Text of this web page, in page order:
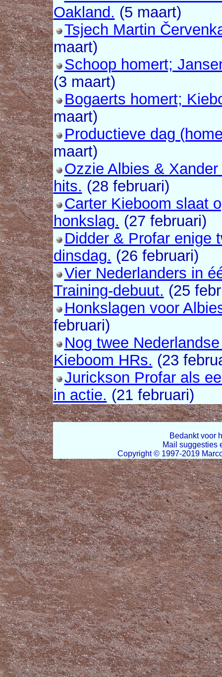
Oakland. (5 maart)
Tsjech Martin
maart)
Schoop homert;
(3 maart)
Bogaerts homert;
maart)
Productieve dag
maart)
Ozzie Albies &
hits. (28 februari)
Carter Kieboom slaat
honkslag. (27 februari)
Didder & Profar enige
dinsdag. (26 februari)
Vier Nederlanders in
Training-debuut. (25
Honkslagen voor
februari)
Nog twee
Kieboom HRs. (23
Jurickson Profar als
in actie. (21 februari)
Bedankt voor
Mail suggesties
Copyright © 1997-2019